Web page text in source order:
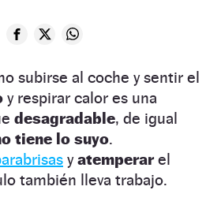
subirse al coche y sentir el
y respirar calor es una
desagradable, de igual
tiene lo suyo.
yatemperarel
también lleva trabajo.